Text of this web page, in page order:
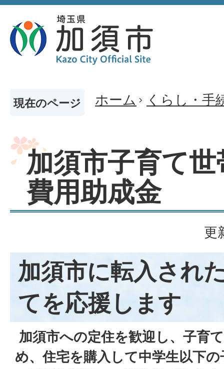
現在のページ ホーム くらし・手
加須市子育て
費用助成金
更
加須市に転入され
てを応援します
加須市への定住を歓迎し、子育
め、住宅を購入して中学生以下